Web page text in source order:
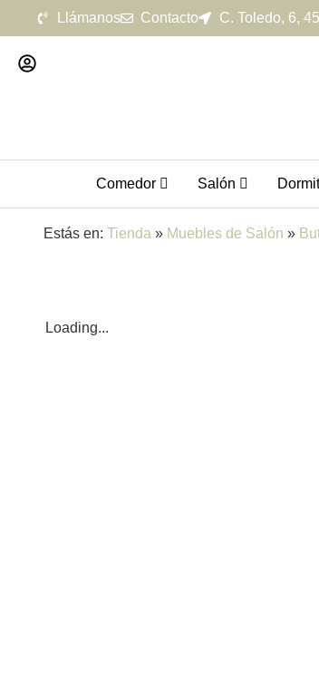
Llámanos Contacto C. Toledo, 6,
Comedor Salón
Estás en: Tienda » Muebles de Salón »
Loading...